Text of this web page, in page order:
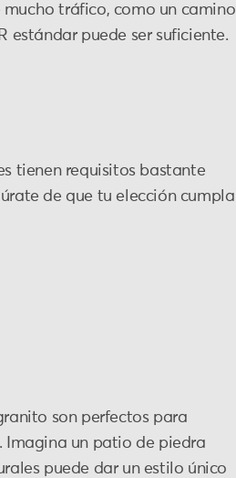
mucho tráfico, como un camino
estándar puede ser suficiente.
tienen requisitos bastante
de que tu elección cumpla
son perfectos para
Imagina un patio de piedra
puede dar un estilo único